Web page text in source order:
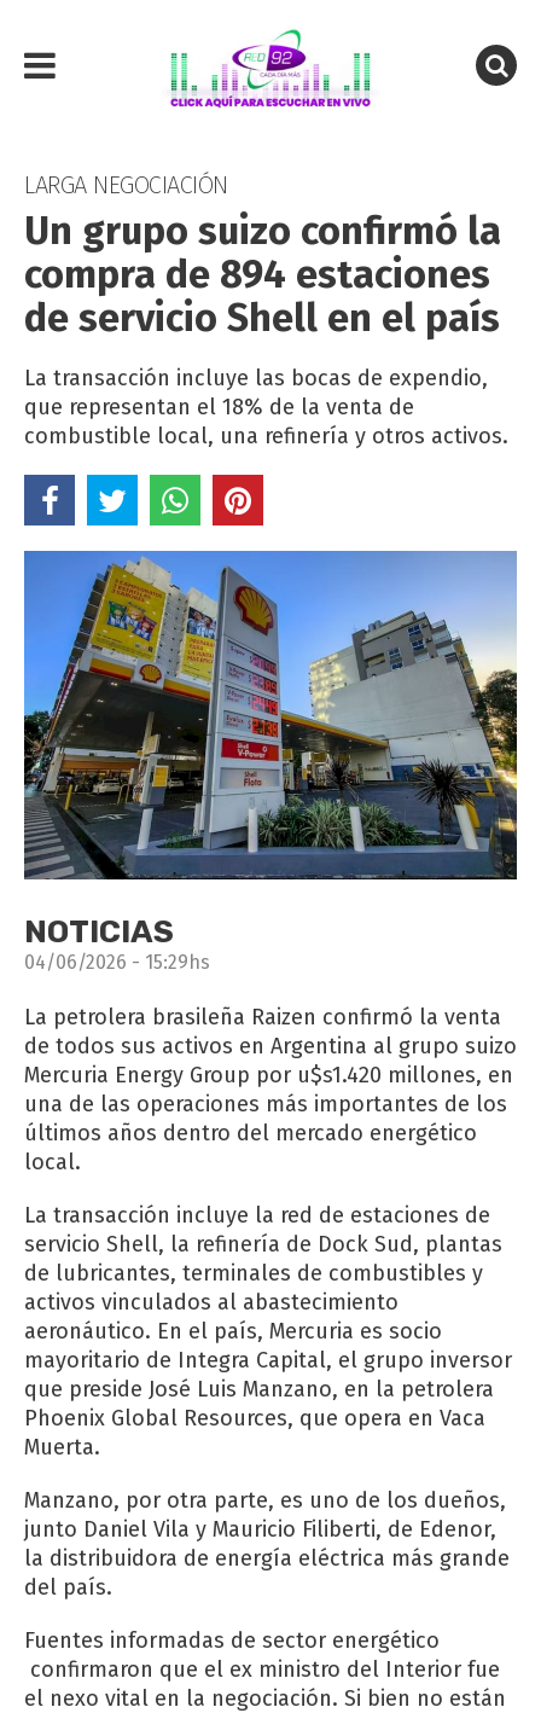
LARGA NEGOCIACIÓN
Un grupo suizo confirmó la
compra de 894 estaciones
de servicio Shell en el país
La transacción incluye las bocas de expendio,
que representan el 18% de la venta de
combustible local, una refinería y otros activos.
NOTICIAS
04/06/2026 - 15:29hs
La petrolera brasileña Raizen confirmó la venta
de todos sus activos en Argentina al grupo suizo
Mercuria Energy Group por u$s1.420 millones, en
una de las operaciones más importantes de los
últimos años dentro del mercado energético
local.
La transacción incluye la red de estaciones de
servicio Shell, la refinería de Dock Sud, plantas
de lubricantes, terminales de combustibles y
activos vinculados al abastecimiento
aeronáutico. En el país, Mercuria es socio
mayoritario de Integra Capital, el grupo inversor
que preside José Luis Manzano, en la petrolera
Phoenix Global Resources, que opera en Vaca
Muerta.
Manzano, por otra parte, es uno de los dueños,
junto Daniel Vila y Mauricio Filiberti, de Edenor,
la distribuidora de energía eléctrica más grande
del país.
Fuentes informadas de sector energético
confirmaron que el ex ministro del Interior fue
el nexo vital en la negociación. Si bien no están